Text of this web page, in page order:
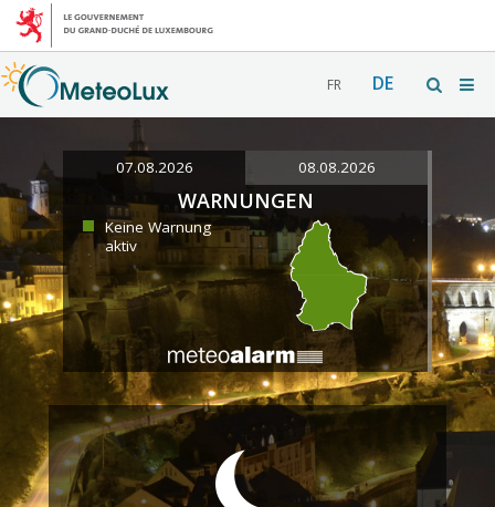
FR DE
07.08.2026 08.08.2026
WARNUNGEN
Keine Warnung
aktiv